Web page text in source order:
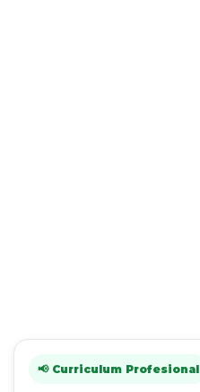
📢 Curriculum Profesional